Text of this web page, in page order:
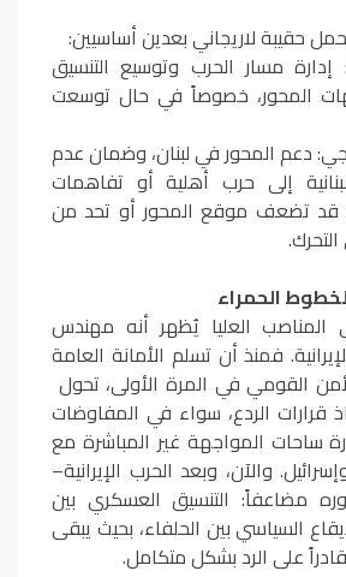
حقيبة لاريجاني بعدين أساسيين:
مسار الحرب وتوسيع التنسيق
المحور، خصوصاً في حال توسعت
دعم المحور في لبنان، وضمان عدم
إلى حرب أهلية أو تفاهمات
قد تضعف موقع المحور أو تحد من
الحمراء
المناصب العليا يُظهر أنه مهندس
فمنذ أن تسلم الأمانة العامة
القومي في المرة الأولى، تحول
قرارات الردع، سواء في المفاوضات
ساحات المواجهة غير المباشرة مع
والآن، وبعد الحرب الإيرانية–
دوره مضاعفاً: التنسيق العسكري بين
السياسي بين الحلفاء، بحيث يبقى
على الرد بشكل متكامل.